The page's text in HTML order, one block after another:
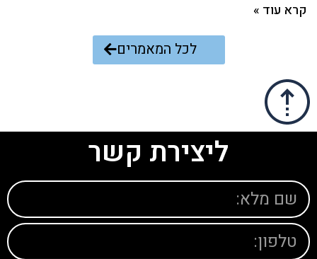
קרא עוד »
לכל המאמרים
ליצירת קשר